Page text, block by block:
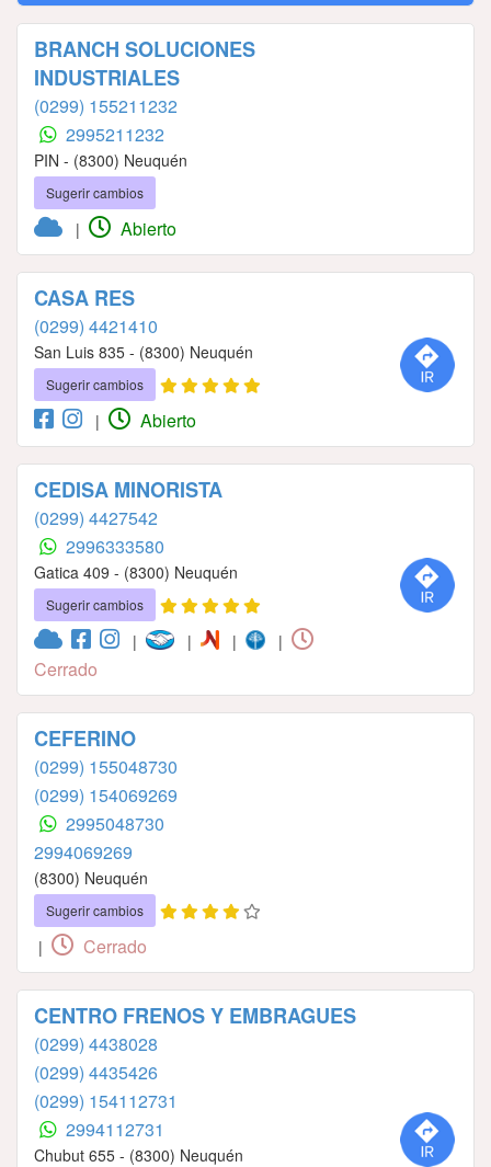
BRANCH SOLUCIONES
INDUSTRIALES
(0299) 155211232
2995211232
PIN - (8300) Neuquén
Sugerir cambios
| Abierto
CASA RES
(0299) 4421410
San Luis 835 - (8300) Neuquén
Sugerir cambios
| Abierto
CEDISA MINORISTA
(0299) 4427542
2996333580
Gatica 409 - (8300) Neuquén
Sugerir cambios
| | | |
Cerrado
CEFERINO
(0299) 155048730
(0299) 154069269
2995048730
2994069269
(8300) Neuquén
Sugerir cambios
| Cerrado
CENTRO FRENOS Y EMBRAGUES
(0299) 4438028
(0299) 4435426
(0299) 154112731
2994112731
Chubut 655 - (8300) Neuquén